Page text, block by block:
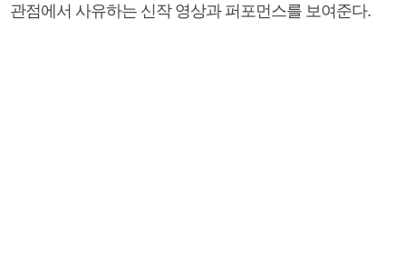
관점에서 사유하는 신작 영상과 퍼포먼스를 보여준다.